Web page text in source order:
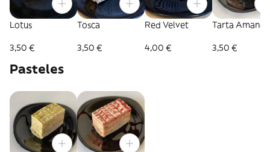
Lotus
3,50 €
Tosca
3,50 €
Red Velvet
4,00 €
Tarta
3,50 €
Pasteles